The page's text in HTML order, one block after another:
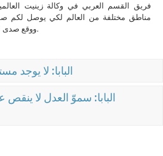
فريق القسم العربي في وكالة زينيت
مناطق مختلفة من العالم لكي يوصل لكم
ووقع صدى الإنجيل الحي.
البابا: لا يوجد
البابا: سموّ العدل لا ينقص